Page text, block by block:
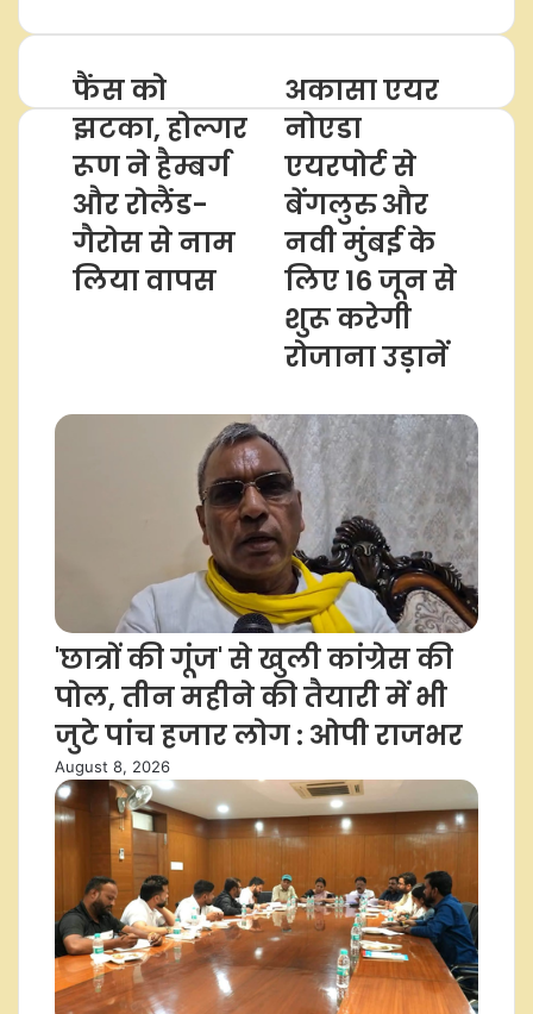
फैंस को
झटका, होल्गर
रूण ने हैम्बर्ग
और रोलैंड-
गैरोस से नाम
लिया वापस
अकासा एयर
नोएडा
एयरपोर्ट से
बेंगलुरु और
नवी मुंबई के
लिए 16 जून से
शुरू करेगी
रोजाना उड़ानें
'छात्रों की गूंज' से खुली कांग्रेस की
पोल, तीन महीने की तैयारी में भी
जुटे पांच हजार लोग : ओपी राजभर
August 8, 2026